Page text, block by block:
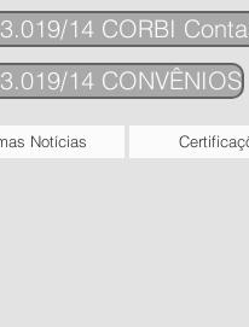
14 CORBI
14 CONVÊNIOS
Notícias